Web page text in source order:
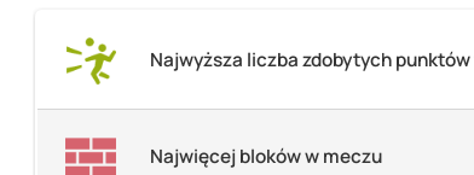
Najwyższa liczba zdobytych
Najwięcej bloków w meczu